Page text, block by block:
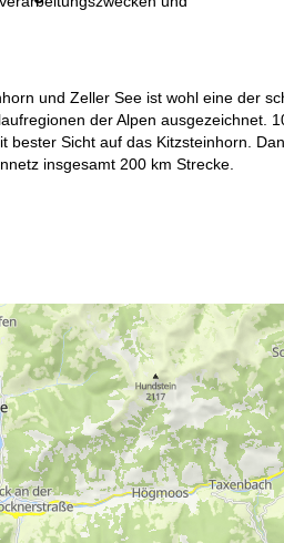
und Zeller See ist wohl eine der
der Alpen ausgezeichnet.
Sicht auf das Kitzsteinhorn.
insgesamt 200 km Strecke.